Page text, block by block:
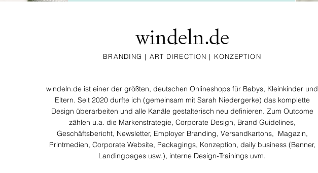
windeln.de
BRANDING | ART DIRECTION | KONZEPTION
windeln.de ist einer der größten, deutschen Onlineshops für Babys, Kleinkinder und
Eltern. Seit 2020 durfte ich (gemeinsam mit Sarah Niedergerke) das komplette
Design überarbeiten und alle Kanäle gestalterisch neu definieren. Zum Outcome
zählen u.a. die Markenstrategie, Corporate Design, Brand Guidelines,
Geschäftsbericht, Newsletter, Employer Branding, Versandkartons, Magazin,
Printmedien, Corporate Website, Packagings, Konzeption, daily business (Banner,
Landingpages usw.), interne Design-Trainings uvm.